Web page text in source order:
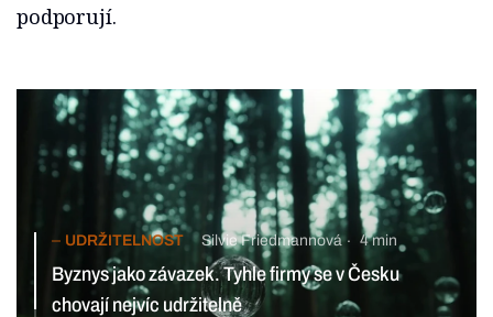
podporují.
UDRŽITELNOST Silvie Friedmannová 4 min
Byznys jako závazek. Tyhle firmy se v Česku
chovají nejvíc udržitelně